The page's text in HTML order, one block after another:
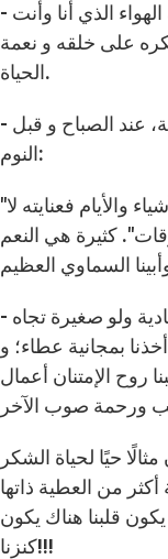
- تذكر أن أشياء كثيرة في حياتك، ببساطة الهواء الذي أنا وأنت
على خلقه و نعمة
الحياة.
- ثلاث كلمات إعتمدها في صلاتك اليومية، عند الصباح و قبل
النوم:
"شكرا لك ربي". أشكر الله في كل الأشياء والأيام فعنايته لا
كثيرة هي النعم
- أظهر شكرك عبر أعمال خير معنوية أو مادية ولو صغيرة تجاه
بمجانية عطاء؛ و
روح الإمتنان أعمال
حيًا لحياة الشكر
من العطية ذاتها
قلبنا هناك يكون
كنزنا!!!